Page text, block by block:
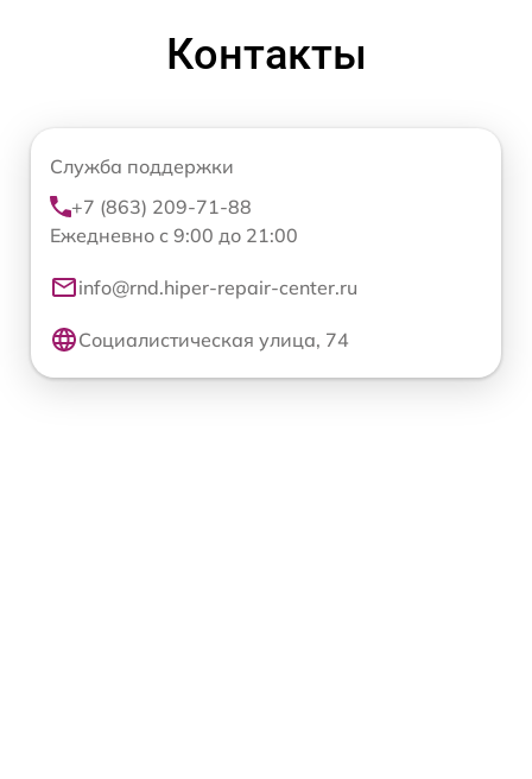
Контакты
Служба поддержки
+7 (863) 209-71-88
Ежедневно с 9:00 до 21:00
info@rnd.hiper-repair-center.ru
Социалистическая улица, 74